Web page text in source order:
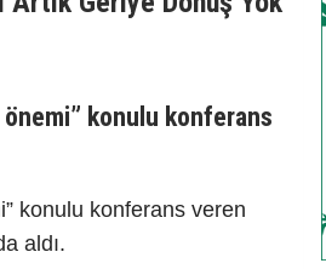
önemi” konulu konferans
konulu konferans veren
aldı.